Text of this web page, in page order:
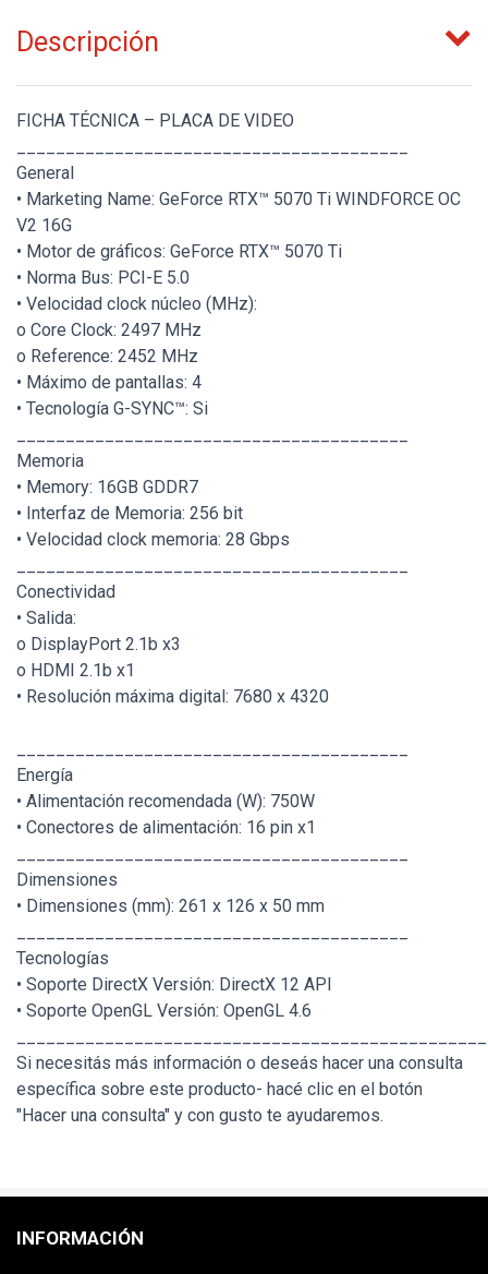
Descripción
FICHA TÉCNICA – PLACA DE VIDEO
General
• Marketing Name: GeForce RTX™ 5070 Ti WINDFORCE OC
V2 16G
• Motor de gráficos: GeForce RTX™ 5070 Ti
• Norma Bus: PCI-E 5.0
• Velocidad clock núcleo (MHz):
o Core Clock: 2497 MHz
o Reference: 2452 MHz
• Máximo de pantallas: 4
• Tecnología G-SYNC™: Si
Memoria
• Memory: 16GB GDDR7
• Interfaz de Memoria: 256 bit
• Velocidad clock memoria: 28 Gbps
Conectividad
• Salida:
o DisplayPort 2.1b x3
o HDMI 2.1b x1
• Resolución máxima digital: 7680 x 4320
Energía
• Alimentación recomendada (W): 750W
• Conectores de alimentación: 16 pin x1
Dimensiones
• Dimensiones (mm): 261 x 126 x 50 mm
Tecnologías
• Soporte DirectX Versión: DirectX 12 API
• Soporte OpenGL Versión: OpenGL 4.6
Si necesitás más información o deseás hacer una consulta
específica sobre este producto- hacé clic en el botón
"Hacer una consulta" y con gusto te ayudaremos.
INFORMACIÓN